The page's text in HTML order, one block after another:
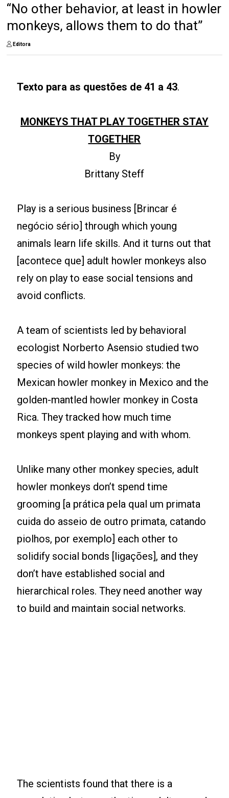
“No other behavior, at least in howler
monkeys, allows them to do that”
Editora
Texto para as questões de 41 a 43.
MONKEYS THAT PLAY TOGETHER STAY
TOGETHER
By
Brittany Steff
Play is a serious business [Brincar é
negócio sério] through which young
animals learn life skills. And it turns out that
[acontece que] adult howler monkeys also
rely on play to ease social tensions and
avoid conflicts.
A team of scientists led by behavioral
ecologist Norberto Asensio studied two
species of wild howler monkeys: the
Mexican howler monkey in Mexico and the
golden-mantled howler monkey in Costa
Rica. They tracked how much time
monkeys spent playing and with whom.
Unlike many other monkey species, adult
howler monkeys don’t spend time
grooming [a prática pela qual um primata
cuida do asseio de outro primata, catando
piolhos, por exemplo] each other to
solidify social bonds [ligações], and they
don’t have established social and
hierarchical roles. They need another way
to build and maintain social networks.
The scientists found that there is a